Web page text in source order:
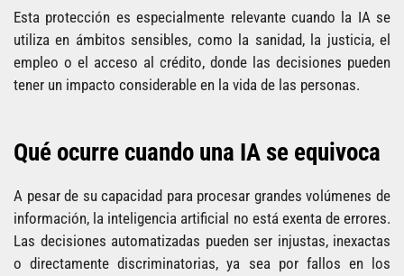
Esta protección es especialmente relevante cuando la IA se
utiliza en ámbitos sensibles, como la sanidad, la justicia, el
empleo o el acceso al crédito, donde las decisiones pueden
tener un impacto considerable en la vida de las personas.
Qué ocurre cuando una IA se equivoca
A pesar de su capacidad para procesar grandes volúmenes de
información, la inteligencia artificial no está exenta de errores.
Las decisiones automatizadas pueden ser injustas, inexactas
o directamente discriminatorias, ya sea por fallos en los